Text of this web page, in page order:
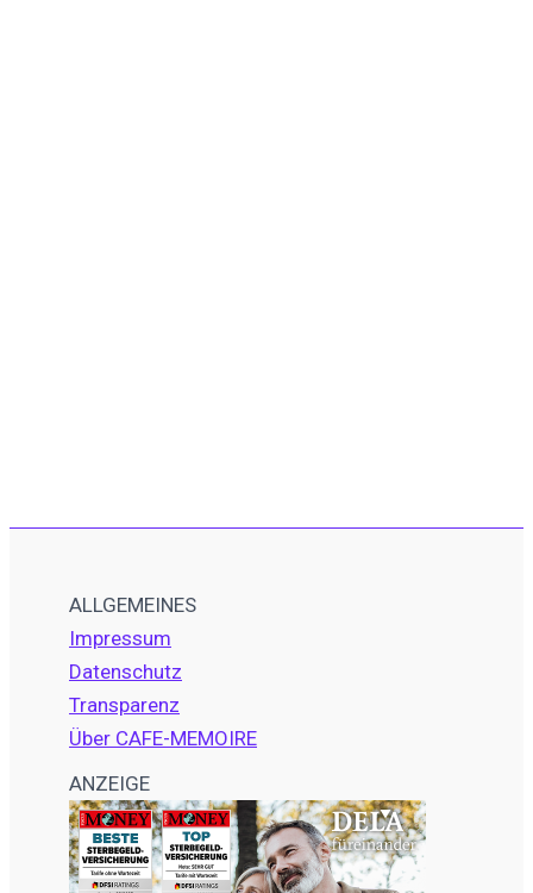
ALLGEMEINES
Impressum
Datenschutz
Transparenz
Über CAFE-MEMOIRE
ANZEIGE